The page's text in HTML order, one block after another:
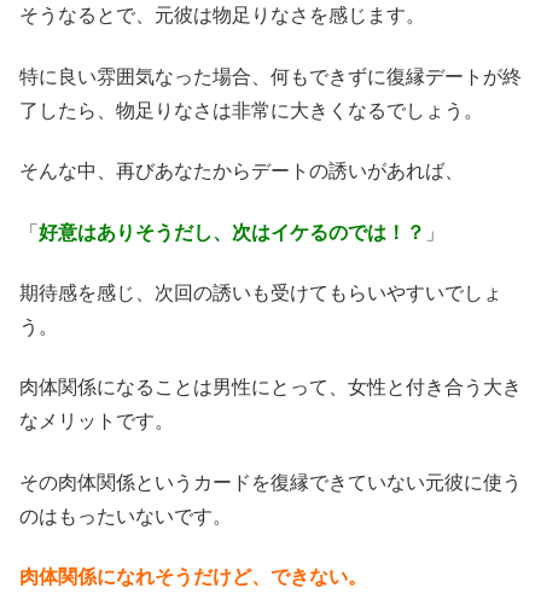
そうなるとで、元彼は物足りなさを感じます。
特に良い雰囲気なった場合、何もできずに復縁デートが終
了したら、物足りなさは非常に大きくなるでしょう。
そんな中、再びあなたからデートの誘いがあれば、
「 好意はありそうだし、次はイケるのでは！？ 」
期待感を感じ、次回の誘いも受けてもらいやすいでしょ
う。
肉体関係になることは男性にとって、女性と付き合う大き
なメリットです。
その肉体関係というカードを復縁できていない元彼に使う
のはもったいないです。
肉体関係になれそうだけど、できない。